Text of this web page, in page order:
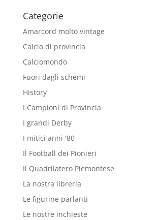
Categorie
Amarcord molto vintage
Calcio di provincia
Calciomondo
Fuori dagli schemi
History
I Campioni di Provincia
I grandi Derby
I mitici anni '80
Il Football dei Pionieri
Il Quadrilatero Piemontese
La nostra libreria
Le figurine parlanti
Le nostre inchieste